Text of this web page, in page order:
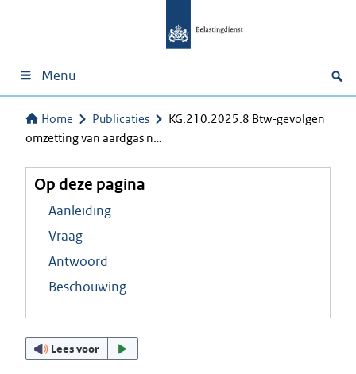
Menu
Home Publicaties
KG:210:2025:8 Btw-gevolgen
omzetting van aardgas n…
Op deze pagina
Aanleiding
Vraag
Antwoord
Beschouwing
Lees voor